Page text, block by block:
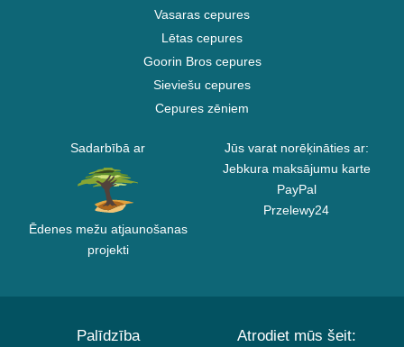
Vasaras cepures
Lētas cepures
Goorin Bros cepures
Sieviešu cepures
Cepures zēniem
Sadarbībā ar
Ēdenes mežu atjaunošanas
projekti
Jūs varat norēķināties ar:
Jebkura maksājumu karte
PayPal
Przelewy24
Palīdzība Atrodiet mūs šeit: